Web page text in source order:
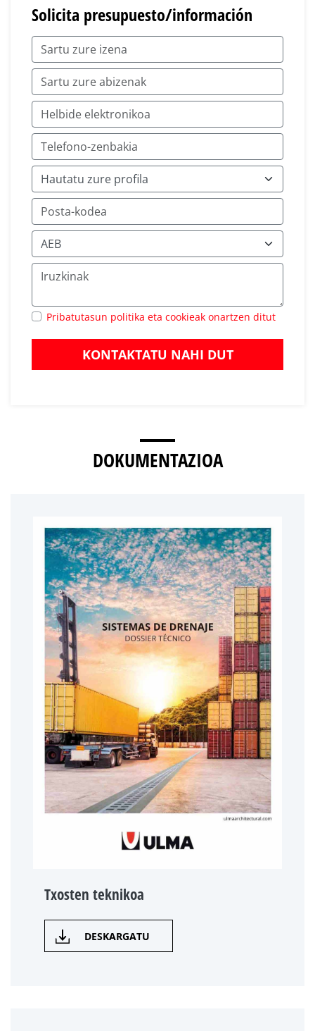
Solicita presupuesto/información
Pribatutasun politika eta cookieak onartzen ditut
KONTAKTATU NAHI DUT
DOKUMENTAZIOA
Txosten teknikoa
DESKARGATU